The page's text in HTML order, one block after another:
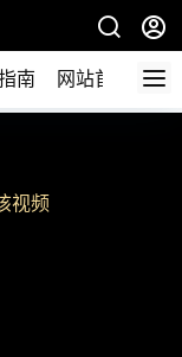
南 网站首页
视频